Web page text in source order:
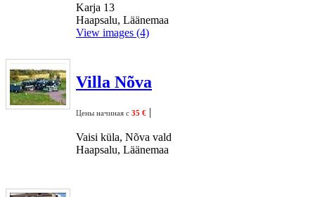
Karja 13
Haapsalu, Läänemaa
View images (4)
Villa Nõva
Цены начиная с 35 € |
Vaisi küla, Nõva vald
Haapsalu, Läänemaa